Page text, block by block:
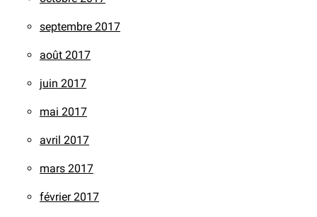
septembre 2017
août 2017
juin 2017
mai 2017
avril 2017
mars 2017
février 2017